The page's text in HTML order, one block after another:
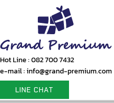
Hot Line : 082 700 7432
e-mail : info@grand-premium.com
LINE CHAT